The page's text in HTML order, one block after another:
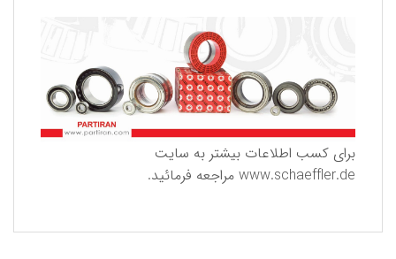
برای كسب اطلاعات بیشتر به سایت
www.schaeffler.de مراجعه فرمائید.